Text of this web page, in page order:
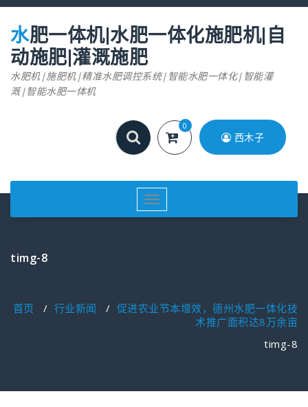
跳
水肥一体机|水肥一体化施肥机|自
动施肥|灌溉施肥
水肥机|施肥机|精准水肥调控系统|智能水肥一体化|智能灌
溉|智能水肥一体机
0
西木子
切
换
timg-8
首页 / 行业新闻 / 促进农业节本增效，德州水肥一体化技
术推广面积达8万余亩
timg-8